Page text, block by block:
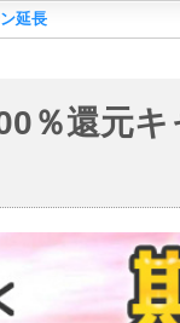
延長
％還元